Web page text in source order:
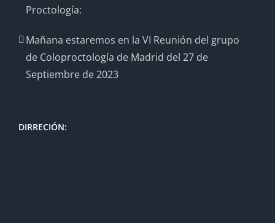
Proctología:
Mañana estaremos en la VI Reunión del grupo
de Coloproctología de Madrid del 27 de
Septiembre de 2023
DIRRECIÓN: